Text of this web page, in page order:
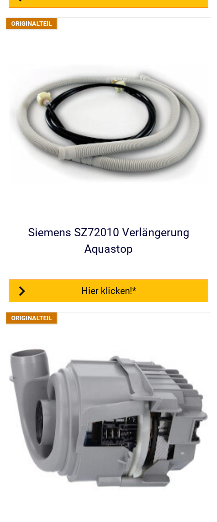
Siemens SZ72010 Verlängerung
Aquastop
Hier klicken!*